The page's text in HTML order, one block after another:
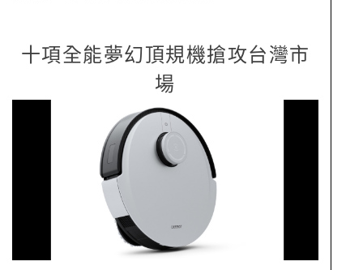
十項全能夢幻頂規機搶攻台灣市
場